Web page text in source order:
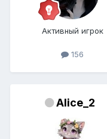
Активный игрок
156
Alice_2